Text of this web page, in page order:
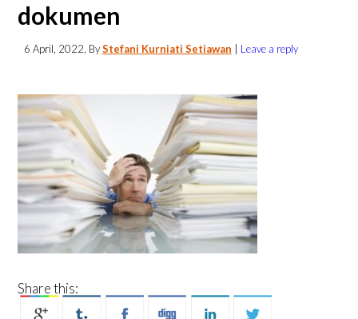
dokumen
6 April, 2022 , ByStefani Kurniati Setiawan Leave a reply
Share this: